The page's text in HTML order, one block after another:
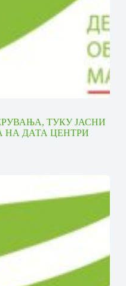
ТУКУ ЈАСНИ
НА ДАТА ЦЕНТРИ